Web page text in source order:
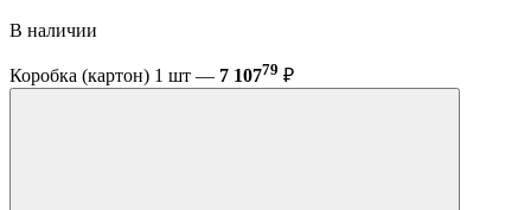
В наличии
Коробка (картон) 1 шт — 7 10779 ₽